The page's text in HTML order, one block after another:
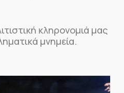
κληρονομιά μας
μνημεία.